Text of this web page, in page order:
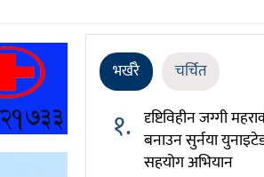
भर्खरै चर्चित
१. दृष्टिविहीन जग्गी
बनाउन सुर्नया
सहयोग अभियान